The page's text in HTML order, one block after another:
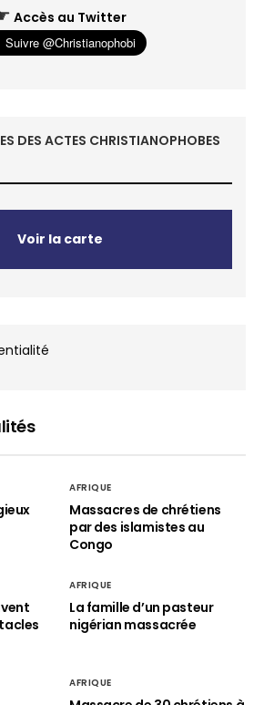
Accès au Twitter
DES ACTES CHRISTIANOPHOBES
Voir la carte
AFRIQUE
Massacres de chrétiens
par des islamistes au
Congo
AFRIQUE
La famille d’un pasteur
nigérian massacrée
AFRIQUE